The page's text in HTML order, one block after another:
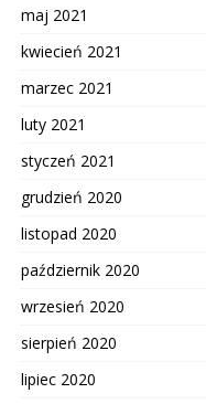
maj 2021
kwiecień 2021
marzec 2021
luty 2021
styczeń 2021
grudzień 2020
listopad 2020
październik 2020
wrzesień 2020
sierpień 2020
lipiec 2020